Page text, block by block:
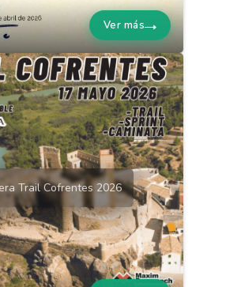
Ver más
Trail Cofrentes 2026